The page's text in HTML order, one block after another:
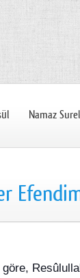
Namaz